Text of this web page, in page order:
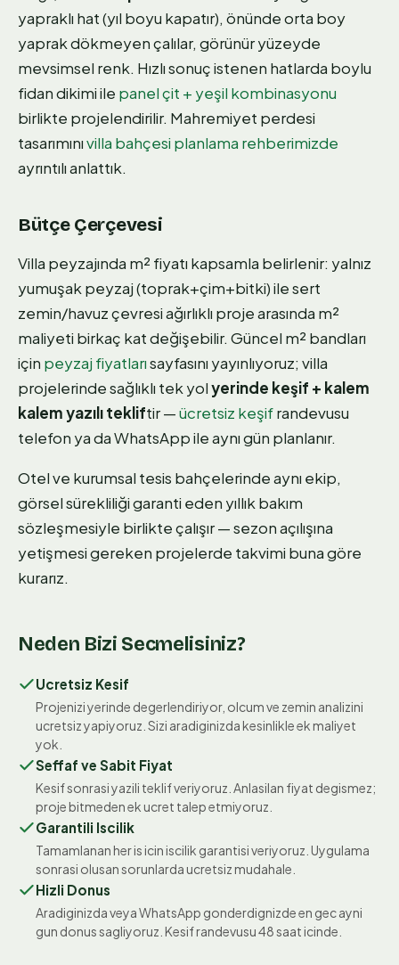
yapraklı hat (yıl boyu kapatır), önünde orta boy
yaprak dökmeyen çalılar, görünür yüzeyde
mevsimsel renk. Hızlı sonuç istenen hatlarda boylu
fidan dikimi ile panel çit + yeşil kombinasyonu
birlikte projelendirilir. Mahremiyet perdesi
tasarımınıvilla bahçesi planlama rehberimizde
ayrıntılı anlattık.
Bütçe Çerçevesi
Villa peyzajında m² fiyatı kapsamla belirlenir: yalnız
yumuşak peyzaj (toprak+çim+bitki) ile sert
zemin/havuz çevresi ağırlıklı proje arasında m²
maliyeti birkaç kat değişebilir. Güncel m² bandları
için peyzaj fiyatlarısayfasını yayınlıyoruz; villa
projelerinde sağlıklı tek yolyerinde keşif + kalem
kalem yazılı tekliftir —ücretsiz keşifrandevusu
telefon ya da WhatsApp ile aynı gün planlanır.
Otel ve kurumsal tesis bahçelerinde aynı ekip,
görsel sürekliliği garanti eden yıllık bakım
sözleşmesiyle birlikte çalışır — sezon açılışına
yetişmesi gereken projelerde takvimi buna göre
kurarız.
Neden Bizi Secmelisiniz?
Ucretsiz Kesif
Projenizi yerinde degerlendiriyor, olcum ve zemin analizini
ucretsiz yapiyoruz. Sizi aradiginizda kesinlikle ek maliyet
yok.
Seffaf ve Sabit Fiyat
Kesif sonrasi yazili teklif veriyoruz. Anlasilan fiyat degismez;
proje bitmeden ek ucret talep etmiyoruz.
Garantili Iscilik
Tamamlanan her is icin iscilik garantisi veriyoruz. Uygulama
sonrasi olusan sorunlarda ucretsiz mudahale.
Hizli Donus
Aradiginizda veya WhatsApp gonderdignizde en gec ayni
gun donus sagliyoruz. Kesif randevusu 48 saat icinde.